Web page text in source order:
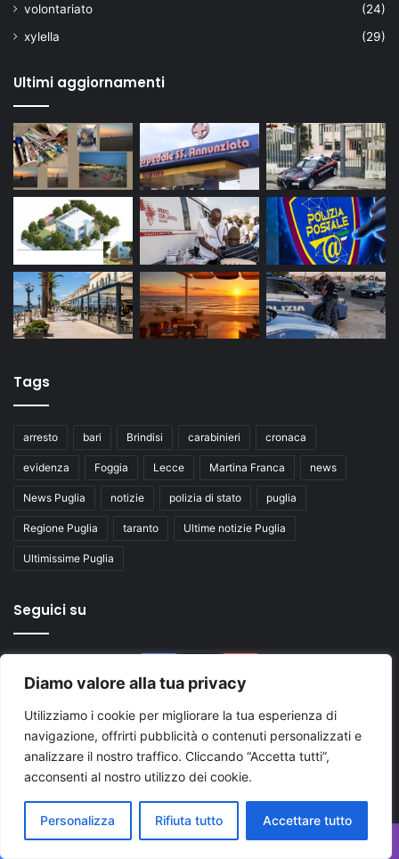
Diamo valore alla tua privacy
Utilizziamo i cookie per migliorare la tua esperienza di
navigazione, offrirti pubblicità o contenuti personalizzati e
analizzare il nostro traffico. Cliccando “Accetta tutti”,
acconsenti al nostro utilizzo dei cookie.
Personalizza Rifiuta tutto Accettare tutto
volontariato
(24)
xylella
(29)
Ultimi aggiornamenti
Tags
arresto bari Brindisi carabinieri cronaca
evidenza Foggia Lecce Martina Franca news
News Puglia notizie polizia di stato puglia
Regione Puglia taranto Ultime notizie Puglia
Ultimissime Puglia
Seguici su
Inserisci